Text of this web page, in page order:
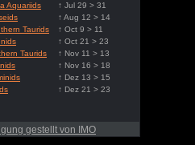
Aquariids
↑ Jul 29 > 31
↑ Aug 12 > 14
Taurids
↑ Oct 9 > 11
↑ Oct 21 > 23
Taurids
↑ Nov 11 > 13
↑ Nov 16 > 18
↑ Dez 13 > 15
↑ Dez 21 > 23
gestellt von IMO